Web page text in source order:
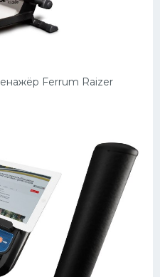
Ferrum Raizer